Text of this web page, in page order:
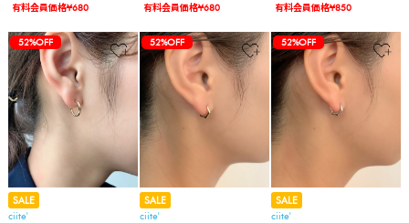
有料会員価格¥680 有料会員価格¥680 有料会員価格¥850
52%OFF
SALE
ciite'
52%OFF
SALE
ciite'
52%OFF
SALE
ciite'